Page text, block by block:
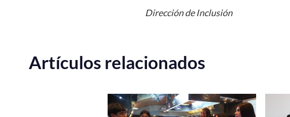
Dirección de Inclusión
Artículos relacionados